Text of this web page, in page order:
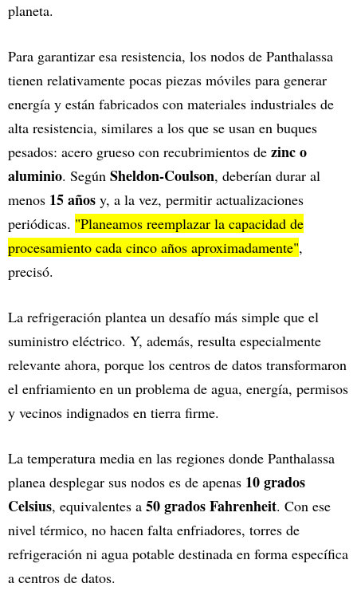
planeta.
Para garantizar esa resistencia, los nodos de Panthalassa
tienen relativamente pocas piezas móviles para generar
energía y están fabricados con materiales industriales de
alta resistencia, similares a los que se usan en buques
pesados: acero grueso con recubrimientos de zinc o
aluminio. Según Sheldon-Coulson, deberían durar al
menos 15 años y, a la vez, permitir actualizaciones
periódicas. "Planeamos reemplazar la capacidad de
procesamiento cada cinco años aproximadamente",
precisó.
La refrigeración plantea un desafío más simple que el
suministro eléctrico. Y, además, resulta especialmente
relevante ahora, porque los centros de datos transformaron
el enfriamiento en un problema de agua, energía, permisos
y vecinos indignados en tierra firme.
La temperatura media en las regiones donde Panthalassa
planea desplegar sus nodos es de apenas 10 grados
Celsius, equivalentes a 50 grados Fahrenheit. Con ese
nivel térmico, no hacen falta enfriadores, torres de
refrigeración ni agua potable destinada en forma específica
a centros de datos.